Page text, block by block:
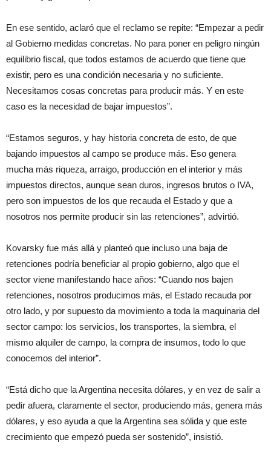
En ese sentido, aclaró que el reclamo se repite: “Empezar a pedir
al Gobierno medidas concretas. No para poner en peligro ningún
equilibrio fiscal, que todos estamos de acuerdo que tiene que
existir, pero es una condición necesaria y no suficiente.
Necesitamos cosas concretas para producir más. Y en este
caso es la necesidad de bajar impuestos”.
“Estamos seguros, y hay historia concreta de esto, de que
bajando impuestos al campo se produce más. Eso genera
mucha más riqueza, arraigo, producción en el interior y más
impuestos directos, aunque sean duros, ingresos brutos o IVA,
pero son impuestos de los que recauda el Estado y que a
nosotros nos permite producir sin las retenciones”, advirtió.
Kovarsky fue más allá y planteó que incluso una baja de
retenciones podría beneficiar al propio gobierno, algo que el
sector viene manifestando hace años: “Cuando nos bajen
retenciones, nosotros producimos más, el Estado recauda por
otro lado, y por supuesto da movimiento a toda la maquinaria del
sector campo: los servicios, los transportes, la siembra, el
mismo alquiler de campo, la compra de insumos, todo lo que
conocemos del interior”.
“Está dicho que la Argentina necesita dólares, y en vez de salir a
pedir afuera, claramente el sector, produciendo más, genera más
dólares, y eso ayuda a que la Argentina sea sólida y que este
crecimiento que empezó pueda ser sostenido”, insistió.